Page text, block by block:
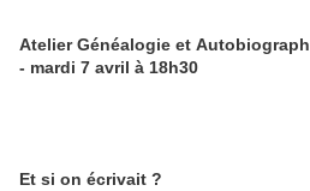
Atelier Généalogie et
- mardi 7 avril à 18h30
Et si on écrivait ?